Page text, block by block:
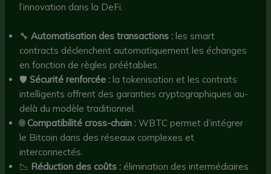
l’innovation dans la DeFi.
🔧Automatisation des transactions : les smart
contracts déclenchent automatiquement les échanges
en fonction de règles préétablies.
🛡️Sécurité renforcée : la tokenisation et les contrats
intelligents offrent des garanties cryptographiques au-
delà du modèle traditionnel.
🌐Compatibilité cross-chain : WBTC permet d’intégrer
le Bitcoin dans des réseaux complexes et
interconnectés.
📉 Réduction des coûts : élimination des intermédiaires